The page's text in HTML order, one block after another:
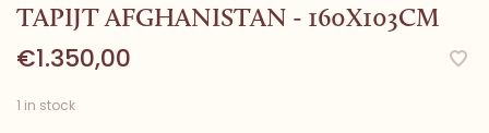
TAPIJT AFGHANISTAN - 160X103CM
€1.350,00
1 in stock